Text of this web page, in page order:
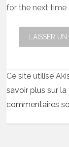
for the next time
Ce site utilise
savoir plus sur
commentaires